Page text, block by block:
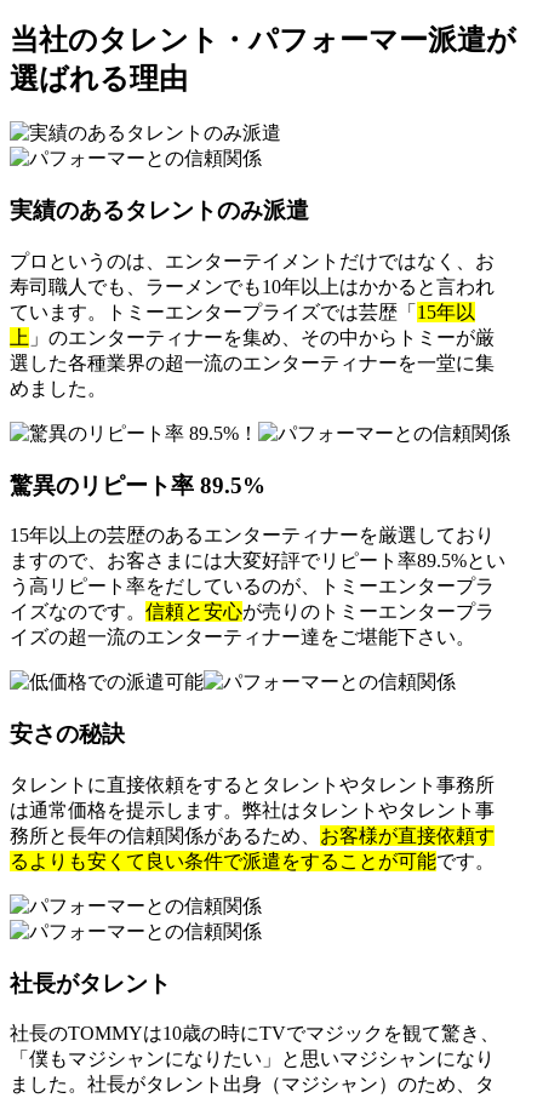
当社のタレント・パフォーマー派遣が
選ばれる理由
実績のあるタレントのみ派遣
プロというのは、エンターテイメントだけではなく、お
寿司職人でも、ラーメンでも10年以上はかかると言われ
ています。トミーエンタープライズでは芸歴「 15年以
上 」のエンターティナーを集め、その中からトミーが厳
選した各種業界の超一流のエンターティナーを一堂に集
めました。
驚異のリピート率 89.5%
15年以上の芸歴のあるエンターティナーを厳選しており
ますので、お客さまには大変好評でリピート率89.5%とい
う高リピート率をだしているのが、トミーエンタープラ
イズなのです。 信頼と安心が売りのトミーエンタープラ
イズの超一流のエンターティナー達をご堪能下さい。
安さの秘訣
タレントに直接依頼をするとタレントやタレント事務所
は通常価格を提示します。弊社はタレントやタレント事
務所と長年の信頼関係があるため、 お客様が直接依頼す
るよりも安くて良い条件で派遣をすることが可能です。
社長がタレント
社長のTOMMYは10歳の時にTVでマジックを観て驚き、
「僕もマジシャンになりたい」と思いマジシャンになり
ました。社長がタレント出身（マジシャン）のため、タ